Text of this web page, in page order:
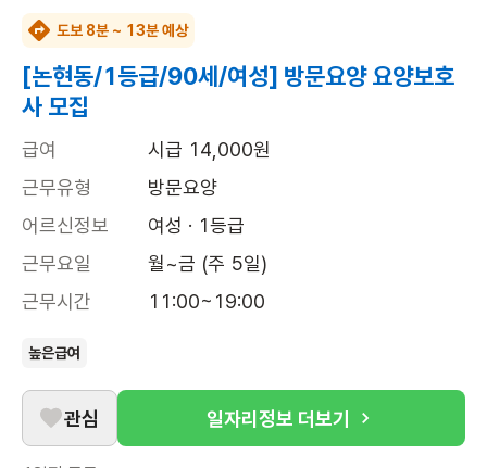
도보 8분 ~ 13분 예상
[논현동/1등급/90세/여성] 방문요양 요양보호
사 모집
급여
시급 14,000원
근무유형
방문요양
어르신정보
여성 · 1등급
근무요일
월~금 (주 5일)
근무시간
11:00~19:00
높은급여
관심 일자리정보 더보기